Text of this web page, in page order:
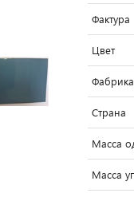
Фактура
Цвет
Фабрика
Страна
Масса
Масса